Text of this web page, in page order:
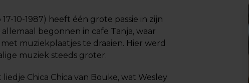
10-1987) heeft één grote passie in zijn
allemaal begonnen in cafe Tanja, waar
muziekplaatjes te draaien. Hier werd
muziek steeds groter.
Chica Chica van Bouke, wat Wesley